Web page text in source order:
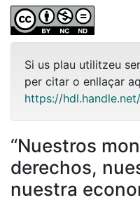
Si us plau utilitzeu
per citar o enllaçar
https://
“Nuestros
derechos,
nuestra